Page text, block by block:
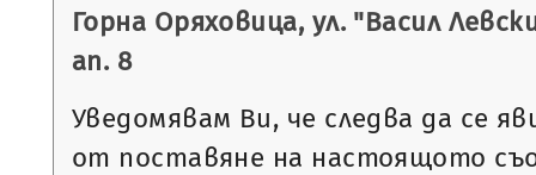
Горна Оряховица, ул. "Васил
ап. 8
Уведомявам Ви, че следва да се
от поставяне на настоящото